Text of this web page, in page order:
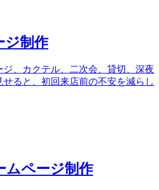
ジ制作
、カクテル、二次会、貸切、深夜
ると、初回来店前の不安を減らし
ムページ制作